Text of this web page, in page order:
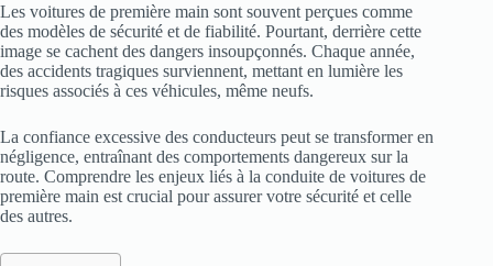
Les voitures de première main sont souvent perçues comme
des modèles de sécurité et de fiabilité. Pourtant, derrière cette
image se cachent des dangers insoupçonnés. Chaque année,
des accidents tragiques surviennent, mettant en lumière les
risques associés à ces véhicules, même neufs.
La confiance excessive des conducteurs peut se transformer en
négligence, entraînant des comportements dangereux sur la
route. Comprendre les enjeux liés à la conduite de voitures de
première main est crucial pour assurer votre sécurité et celle
des autres.